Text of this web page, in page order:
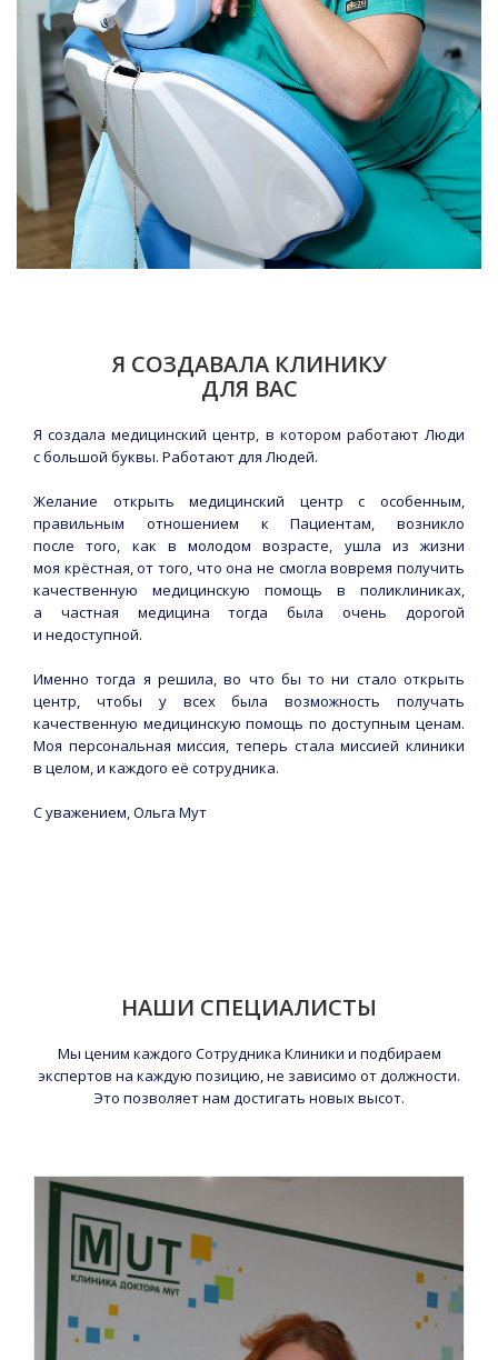
Я СОЗДАВАЛА КЛИНИКУ
ДЛЯ ВАС
Я создала медицинский центр, в котором работают Люди
с большой буквы. Работают для Людей.
Желание открыть медицинский центр с особенным,
правильным отношением к Пациентам, возникло
после того, как в молодом возрасте, ушла из жизни
моя крёстная, от того, что она не смогла вовремя получить
качественную медицинскую помощь в поликлиниках,
а частная медицина тогда была очень дорогой
и недоступной.
Именно тогда я решила, во что бы то ни стало открыть
центр, чтобы у всех была возможность получать
качественную медицинскую помощь по доступным ценам.
Моя персональная миссия, теперь стала миссией клиники
в целом, и каждого её сотрудника.
С уважением, Ольга Мут
НАШИ СПЕЦИАЛИСТЫ
Мы ценим каждого Сотрудника Клиники и подбираем
экспертов на каждую позицию, не зависимо от должности.
Это позволяет нам достигать новых высот.